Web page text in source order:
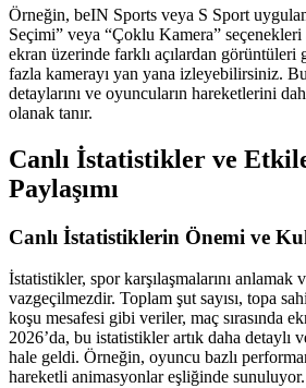
Örneğin, beIN Sports veya S Sport
Seçimi” veya “Çoklu Kamera”
ekran üzerinde farklı açılardan görüntüleri
fazla kamerayı yan yana izleyebilirsiniz.
detaylarını ve oyuncuların hareketlerini
olanak tanır.
Canlı İstatistikler ve
Paylaşımı
Canlı İstatistiklerin Önemi ve
İstatistikler, spor karşılaşmalarını anlamak
vazgeçilmezdir. Toplam şut sayısı, topa
koşu mesafesi gibi veriler, maç sırasında
2026’da, bu istatistikler artık daha detaylı
hale geldi. Örneğin, oyuncu bazlı
hareketli animasyonlar eşliğinde sunuluyor.